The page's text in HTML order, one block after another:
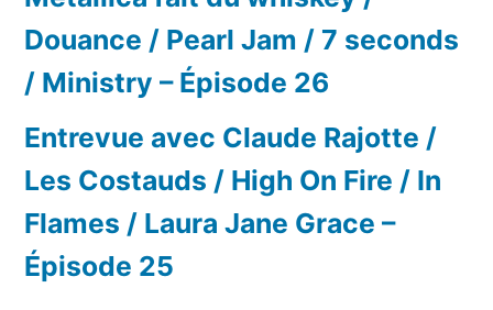
Douance / Pearl Jam / 7 seconds
/ Ministry – Épisode 26
Entrevue avec Claude Rajotte /
Les Costauds / High On Fire / In
Flames / Laura Jane Grace –
Épisode 25